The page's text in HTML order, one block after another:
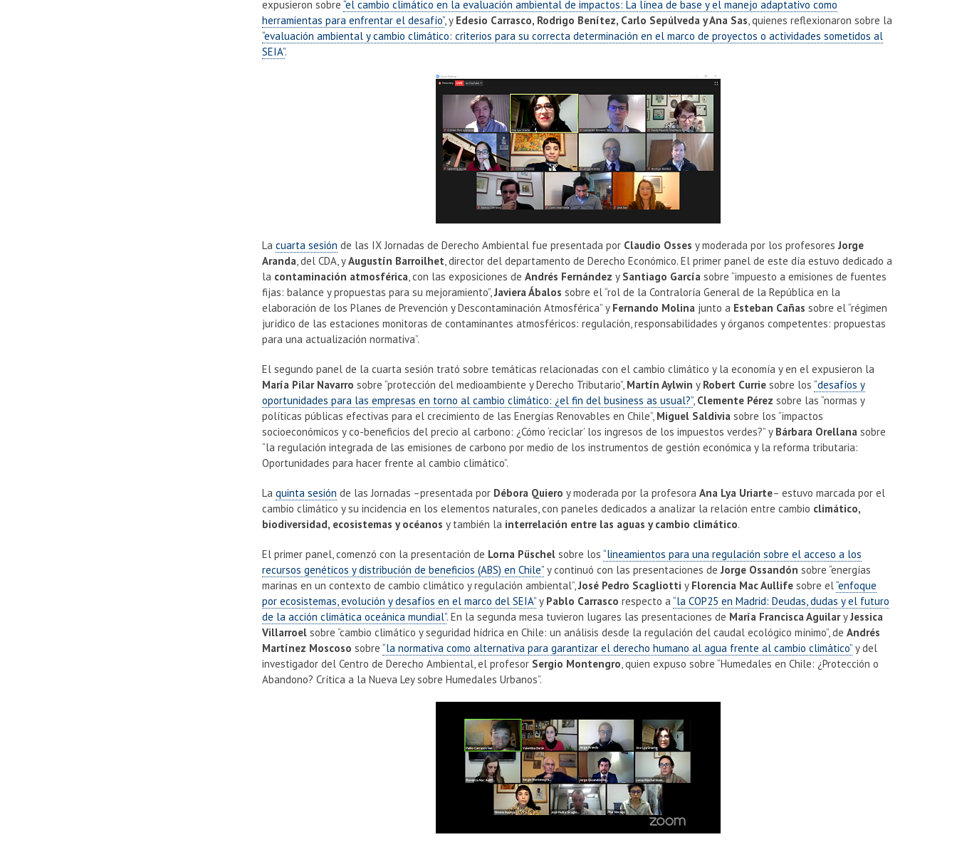
expusieron sobre“el cambio climático en la evaluación ambiental de impactos: La línea de base y el manejo adaptativo como
herramientas para enfrentar el desafío”, y Edesio Carrasco, Rodrigo Benítez, Carlo Sepúlveda y Ana Sas, quienes reflexionaron sobre la
“evaluación ambiental y cambio climático: criterios para su correcta determinación en el marco de proyectos o actividades sometidos al
SEIA”.
Lacuarta sesión de las IX Jornadas de Derecho Ambiental fue presentada por Claudio Osses y moderada por los profesores Jorge
Aranda, del CDA, yAugustín Barroilhet, director del departamento de Derecho Económico. El primer panel de este día estuvo dedicado a
la contaminación atmosférica, con las exposiciones deAndrés Fernández y Santiago García sobre “impuesto a emisiones de fuentes
fijas: balance y propuestas para su mejoramiento”,Javiera Ábalos sobre el “rol de la Contraloría General de la República en la
elaboración de los Planes de Prevención y Descontaminación Atmosférica” y Fernando Molina junto a Esteban Cañas sobre el “régimen
jurídico de las estaciones monitoras de contaminantes atmosféricos: regulación, responsabilidades y órganos competentes: propuestas
para una actualización normativa”.
El segundo panel de la cuarta sesión trató sobre temáticas relacionadas con el cambio climático y la economía y en el expusieron la
María Pilar Navarro sobre “protección del medioambiente y Derecho Tributario”, Martín Aylwin y Robert Currie sobre los“desafíos y
oportunidades para las empresas en torno al cambio climático: ¿el fin del business as usual?”, Clemente Pérez sobre las “normas y
políticas públicas efectivas para el crecimiento de las Energías Renovables en Chile”, Miguel Saldivia sobre los “impactos
socioeconómicos y co-beneficios del precio al carbono: ¿Cómo ‘reciclar’ los ingresos de los impuestos verdes?” y Bárbara Orellana sobre
“la regulación integrada de las emisiones de carbono por medio de los instrumentos de gestión económica y la reforma tributaria:
Oportunidades para hacer frente al cambio climático”.
Laquinta sesión de las Jornadas –presentada por Débora Quiero y moderada por la profesoraAna Lya Uriarte– estuvo marcada por el
cambio climático y su incidencia en los elementos naturales, con paneles dedicados a analizar la relación entre cambio climático,
biodiversidad, ecosistemas y océanos y también la interrelación entre las aguas y cambio climático.
El primer panel, comenzó con la presentación de Lorna Püschel sobre los“lineamientos para una regulación sobre el acceso a los
recursos genéticos y distribución de beneficios (ABS) en Chile” y continuó con las presentaciones deJorge Ossandón sobre “energías
marinas en un contexto de cambio climático y regulación ambiental”,José Pedro Scagliotti y Florencia Mac Aullife sobre el“enfoque
por ecosistemas, evolución y desafíos en el marco del SEIA” y Pablo Carrasco respecto a“la COP25 en Madrid: Deudas, dudas y el futuro
de la acción climática oceánica mundial”. En la segunda mesa tuvieron lugares las presentaciones de María Francisca AguilaryJessica
Villarroel sobre “cambio climático y seguridad hídrica en Chile: un análisis desde la regulación del caudal ecológico mínimo”, deAndrés
Martínez Moscoso sobre“la normativa como alternativa para garantizar el derecho humano al agua frente al cambio climático” y del
investigador del Centro de Derecho Ambiental, el profesor Sergio Montengro, quien expuso sobre “Humedales en Chile: ¿Protección o
Abandono? Crítica a la Nueva Ley sobre Humedales Urbanos”.